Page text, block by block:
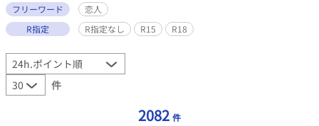
フリーワード
恋人
R指定
R指定なし R15 R18
件
2082 件